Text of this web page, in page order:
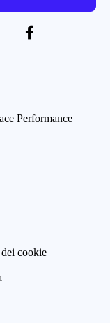
Performance
cookie